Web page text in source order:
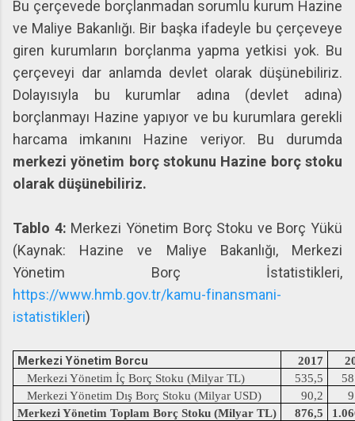
Bu çerçevede borçlanmadan sorumlu kurum Hazine
ve Maliye Bakanlığı. Bir başka ifadeyle bu çerçeveye
giren kurumların borçlanma yapma yetkisi yok. Bu
çerçeveyi dar anlamda devlet olarak düşünebiliriz.
Dolayısıyla bu kurumlar adına (devlet adına)
borçlanmayı Hazine yapıyor ve bu kurumlara gerekli
harcama imkanını Hazine veriyor. Bu durumda
merkezi yönetim borç stokunu Hazine borç stoku
olarak düşünebiliriz.
Tablo 4: Merkezi Yönetim Borç Stoku ve Borç Yükü
(Kaynak: Hazine ve Maliye Bakanlığı, Merkezi
Yönetim Borç İstatistikleri,
https://www.hmb.gov.tr/kamu-finansmani-
istatistikleri)
Merkezi Yönetim Borcu 2017
Merkezi Yönetim İç Borç Stoku (Milyar TL)
535,5
Merkezi Yönetim Dış Borç Stoku (Milyar USD)
90,2
Merkezi Yönetim Toplam Borç Stoku (Milyar TL)
876,5